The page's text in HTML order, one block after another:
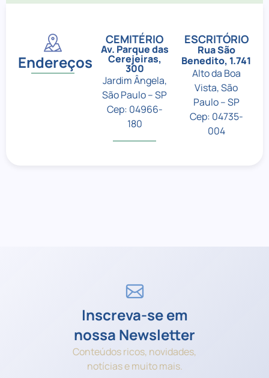
Endereços
CEMITÉRIO
Av. Parque das
Cerejeiras,
300
Jardim Ângela,
São Paulo – SP
Cep: 04966-
180
ESCRITÓRIO
Rua São
Benedito, 1.741
Alto da Boa
Vista, São
Paulo – SP
Cep: 04735-
004
Inscreva-se em
nossa Newsletter
Conteúdos ricos, novidades,
notícias e muito mais.